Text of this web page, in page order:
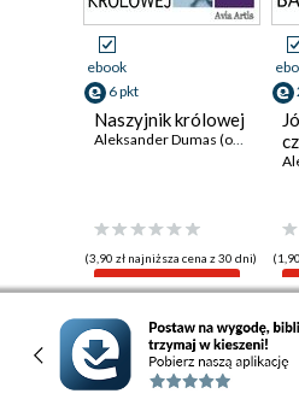
ebook
6 pkt
Naszyjnik królowej
Aleksander Dumas (ojciec)
(3,90 zł najniższa cena z 30 dni)
6.14 zł
7.49zł (-18%)